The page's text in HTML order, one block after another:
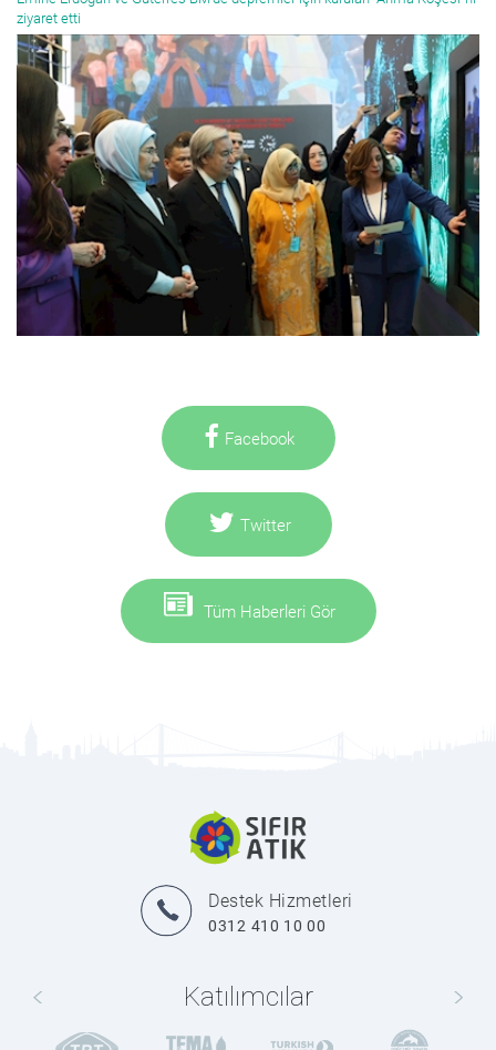
ziyaret etti
Facebook
Twitter
Tüm Haberleri Gör
Destek Hizmetleri
0312 410 10 00
Katılımcılar